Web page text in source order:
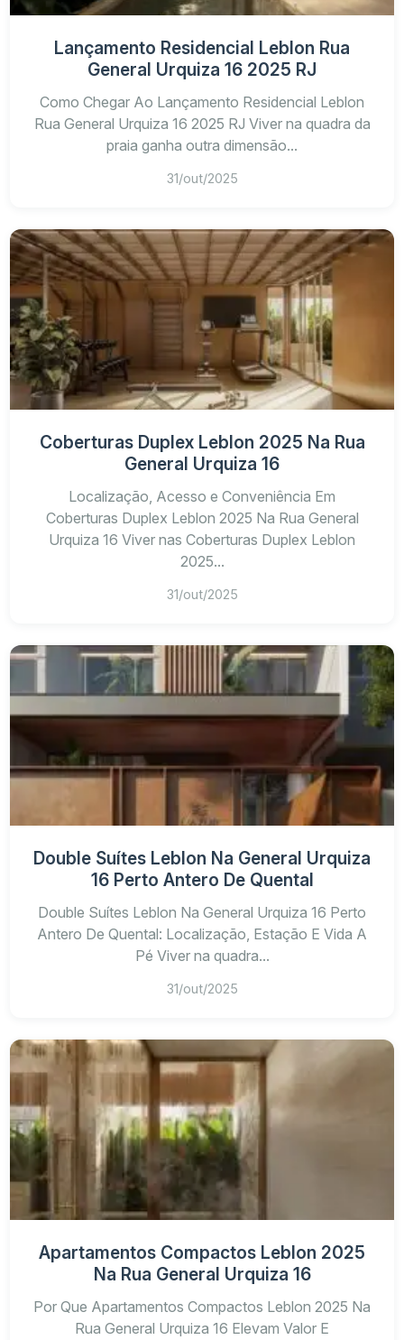
Lançamento Residencial Leblon Rua
General Urquiza 16 2025 RJ
Como Chegar Ao Lançamento Residencial Leblon
Rua General Urquiza 16 2025 RJ Viver na quadra da
praia ganha outra dimensão...
31/out/2025
Coberturas Duplex Leblon 2025 Na Rua
General Urquiza 16
Localização, Acesso e Conveniência Em
Coberturas Duplex Leblon 2025 Na Rua General
Urquiza 16 Viver nas Coberturas Duplex Leblon
2025...
31/out/2025
Double Suítes Leblon Na General Urquiza
16 Perto Antero De Quental
Double Suítes Leblon Na General Urquiza 16 Perto
Antero De Quental: Localização, Estação E Vida A
Pé Viver na quadra...
31/out/2025
Apartamentos Compactos Leblon 2025
Na Rua General Urquiza 16
Por Que Apartamentos Compactos Leblon 2025 Na
Rua General Urquiza 16 Elevam Valor E